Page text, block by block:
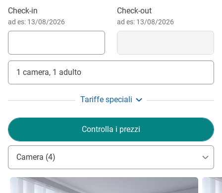
Prenota questo hotel
Check-in
ad es: 13/08/2026
Check-out
ad es: 13/08/2026
1 camera, 1 adulto
Tariffe speciali
Controlla i prezzi
Camera (4)
Visualizza dettagli